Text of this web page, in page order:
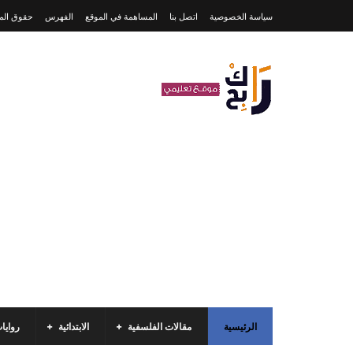
سياسة الخصوصية اتصل بنا المساهمة في الموقع الفهرس حقوق
الرئيسية مقالات الفلسفية الابتدائية